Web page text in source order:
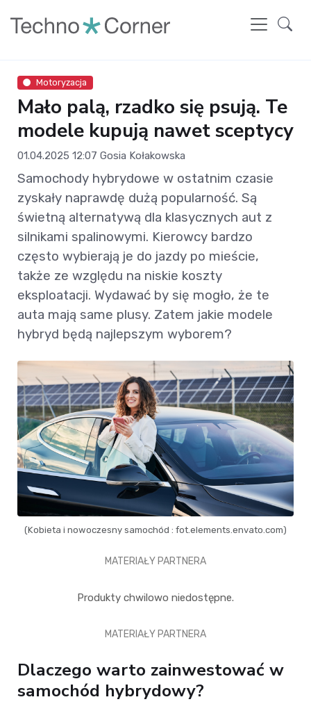
Motoryzacja
Mało palą, rzadko się psują. Te
modele kupują nawet sceptycy
01.04.2025 12:07 Gosia Kołakowska
Samochody hybrydowe w ostatnim czasie
zyskały naprawdę dużą popularność. Są
świetną alternatywą dla klasycznych aut z
silnikami spalinowymi. Kierowcy bardzo
często wybierają je do jazdy po mieście,
także ze względu na niskie koszty
eksploatacji. Wydawać by się mogło, że te
auta mają same plusy. Zatem jakie modele
hybryd będą najlepszym wyborem?
(Kobieta i nowoczesny samochód : fot.elements.envato.com)
MATERIAŁY PARTNERA
Produkty chwilowo niedostępne.
MATERIAŁY PARTNERA
Dlaczego warto zainwestować w
samochód hybrydowy?